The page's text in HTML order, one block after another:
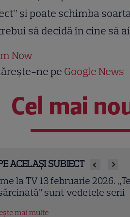
şi poate schimba
să decidă în cine să
Now
ne pe Google News
Cel mai
ACELAȘI SUBIECT
(2007). Ray Winstone
epică a celui mai
mai multe